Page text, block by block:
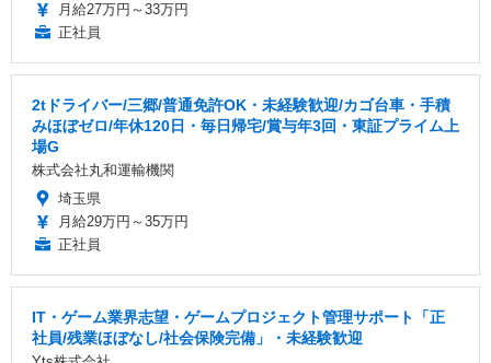
月給27万円～33万円
正社員
2tドライバー/三郷/普通免許OK・未経験歓迎/カゴ台車・手積
みほぼゼロ/年休120日・毎日帰宅/賞与年3回・東証プライム上
場G
株式会社丸和運輸機関
埼玉県
月給29万円～35万円
正社員
IT・ゲーム業界志望・ゲームプロジェクト管理サポート「正
社員/残業ほぼなし/社会保険完備」・未経験歓迎